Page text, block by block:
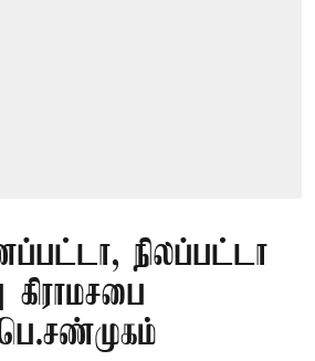
நிலப்பட்டா
கிராமசபை